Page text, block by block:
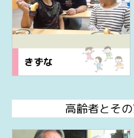
きずな
高齢者とそ